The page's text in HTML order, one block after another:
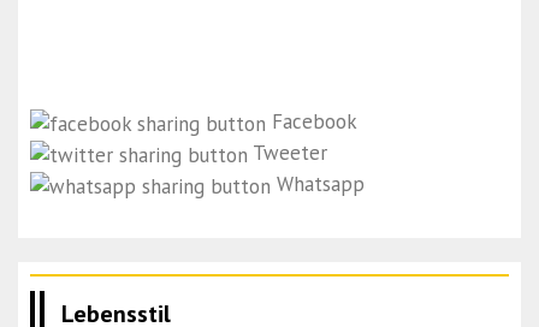
Facebook
Tweeter
Whatsapp
Lebensstil